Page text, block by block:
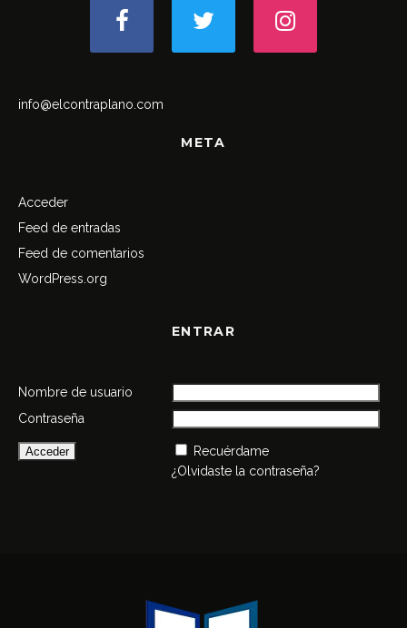
info@elcontraplano.com
META
Acceder
Feed de entradas
Feed de comentarios
WordPress.org
ENTRAR
Nombre de usuario
Contraseña
Recuérdame
¿Olvidaste la contraseña?